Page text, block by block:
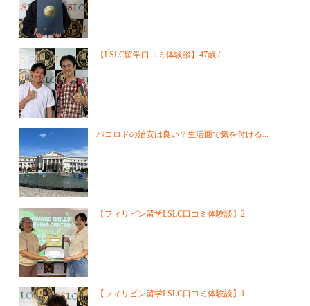
【LSLC留学口コミ体験談】47歳 / ...
バコロドの治安は良い？生活面で気を付ける...
【フィリピン留学LSLC口コミ体験談】2...
【フィリピン留学LSLC口コミ体験談】1...